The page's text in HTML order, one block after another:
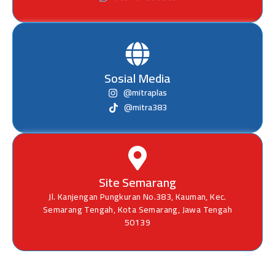
Sosial Media
@mitraplas
@mitra383
Site Semarang
Jl. Kanjengan Pungkuran No.383, Kauman, Kec.
Semarang Tengah, Kota Semarang, Jawa Tengah
50139